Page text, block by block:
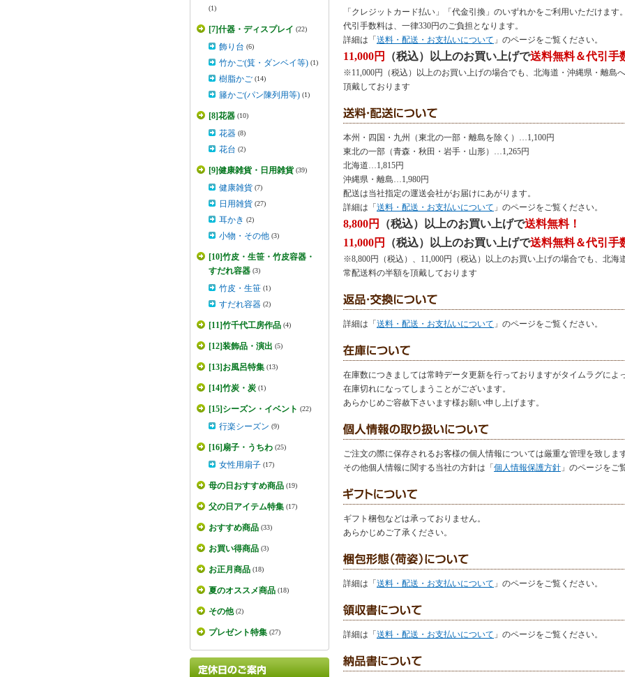
(1)
[7]什器・ディスプレイ (22)
飾り台 (6)
竹かご(箕・ダンベイ等) (1)
樹脂かご (14)
籐かご(パン陳列用等) (1)
[8]花器 (10)
花器 (8)
花台 (2)
[9]健康雑貨・日用雑貨 (39)
健康雑貨 (7)
日用雑貨 (27)
耳かき (2)
小物・その他 (3)
[10]竹皮・生笹・竹皮容器・
すだれ容器 (3)
竹皮・生笹 (1)
すだれ容器 (2)
[11]竹千代工房作品 (4)
[12]装飾品・演出 (5)
[13]お風呂特集 (13)
[14]竹炭・炭 (1)
[15]シーズン・イベント (22)
行楽シーズン (9)
[16]扇子・うちわ (25)
女性用扇子 (17)
母の日おすすめ商品 (19)
父の日アイテム特集 (17)
おすすめ商品 (33)
お買い得商品 (3)
お正月商品 (18)
夏のオススメ商品 (18)
その他 (2)
プレゼント特集 (27)
「クレジットカード払い」「代金引換」のいずれかをご利用いただけます
代引手数料は、一律330円のご負担となります。
詳細は「 送料・配送・お支払いについて 」のページをご覧ください。
11,000円 （税込）以上のお買い上げで送料無料＆代引手
※11,000円（税込）以上のお買い上げの場合でも、北海道・沖縄県・離島
頂戴しております
本州・四国・九州（東北の一部・離島を除く）…1,100円
東北の一部（青森・秋田・岩手・山形）…1,265円
北海道…1,815円
沖縄県・離島…1,980円
配送は当社指定の運送会社がお届けにあがります。
詳細は「 送料・配送・お支払いについて 」のページをご覧ください。
8,800円 （税込）以上のお買い上げで送料無料！
11,000円
（税込）以上のお買い上げで送料無料＆代引手
※8,800円（税込）、11,000円（税込）以上のお買い上げの場合でも、北海
常配送料の半額を頂戴しております
詳細は「 送料・配送・お支払いについて 」のページをご覧ください。
在庫数につきましては常時データ更新を行っておりますがタイムラグによ
在庫切れになってしまうことがございます。
あらかじめご容赦下さいます様お願い申し上げます。
ご注文の際に保存されるお客様の個人情報については厳重な管理を致しま
その他個人情報に関する当社の方針は「 個人情報保護方針 」のページをご
ギフト梱包などは承っておりません。
あらかじめご了承ください。
詳細は「 送料・配送・お支払いについて 」のページをご覧ください。
詳細は「 送料・配送・お支払いについて 」のページをご覧ください。